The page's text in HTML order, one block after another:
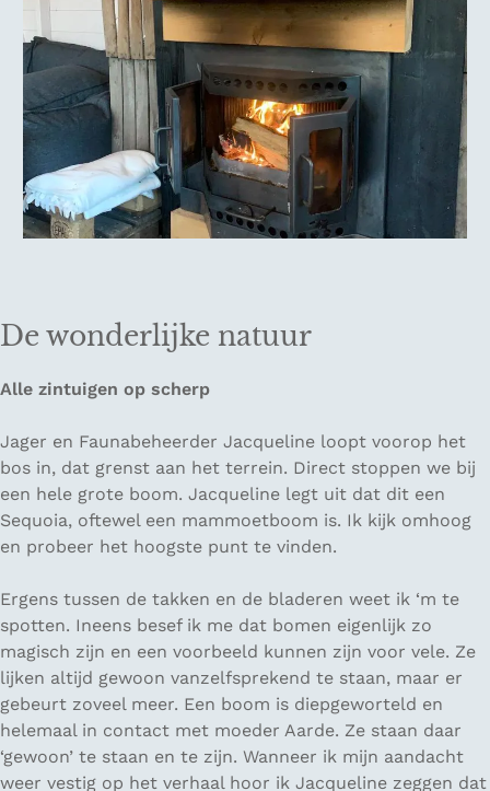
De wonderlijke natuur
Alle zintuigen op scherp
Jager en Faunabeheerder Jacqueline loopt voorop het
bos in, dat grenst aan het terrein. Direct stoppen we bij
een hele grote boom. Jacqueline legt uit dat dit een
Sequoia, oftewel een mammoetboom is. Ik kijk omhoog
en probeer het hoogste punt te vinden.
Ergens tussen de takken en de bladeren weet ik ‘m te
spotten. Ineens besef ik me dat bomen eigenlijk zo
magisch zijn en een voorbeeld kunnen zijn voor vele. Ze
lijken altijd gewoon vanzelfsprekend te staan, maar er
gebeurt zoveel meer. Een boom is diepgeworteld en
helemaal in contact met moeder Aarde. Ze staan daar
‘gewoon’ te staan en te zijn. Wanneer ik mijn aandacht
weer vestig op het verhaal hoor ik Jacqueline zeggen dat